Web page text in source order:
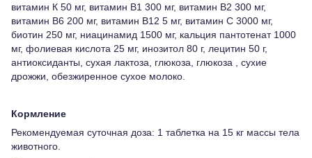
витамин К 50 мг, витамин В1 300 мг, витамин В2 300 мг,
витамин В6 200 мг, витамин В12 5 мг, витамин С 3000 мг,
биотин 250 мг, ниацинамид 1500 мг, кальция пантотенат 1000
мг, фолиевая кислота 25 мг, инозитол 80 г, лецитин 50 г,
антиоксиданты, сухая лактоза, глюкоза, глюкоза , сухие
дрожжи, обезжиренное сухое молоко.
Кормление
Рекомендуемая суточная доза: 1 таблетка на 15 кг массы тела
животного.